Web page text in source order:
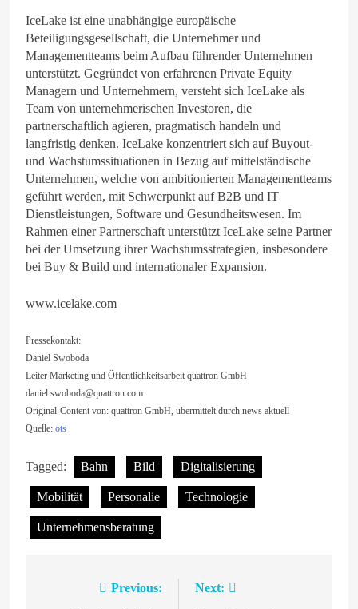
IceLake ist eine unabhängige europäische
Beteiligungsgesellschaft, die Unternehmer und
Managementteams beim Aufbau führender Unternehmen
unterstützt. Gegründet von erfahrenen Private Equity
Managern und Unternehmern, versteht sich IceLake als
Team von unternehmerischen Investoren, die
partnerschaftlich agieren, pragmatisch handeln und
langfristig denken. IceLake konzentriert sich auf Buyout-
und Wachstumssituationen in Bezug auf mittelständische
Unternehmen, welche von ambitionierten Managementteams
geführt werden, mit Schwerpunkt auf B2B und IT
Dienstleistungen, Software und Gesundheitswesen. Im
Rahmen einer Partnerschaft unterstützt IceLake seine Partner
bei der Umsetzung ihrer Wachstumsstrategien, insbesondere
bei Buy & Build und internationaler Expansion.
www.icelake.com
Pressekontakt:
Daniel Swoboda
Leiter Marketing und Öffentlichkeitsarbeit quattron GmbH
daniel.swoboda@quattron.com
Original-Content von: quattron GmbH, übermittelt durch news aktuell
Quelle: ots
Tagged: Bahn Bild Digitalisierung
Mobilität Personalie Technologie
Unternehmensberatung
Beitragsnavigation
Previous: Next: